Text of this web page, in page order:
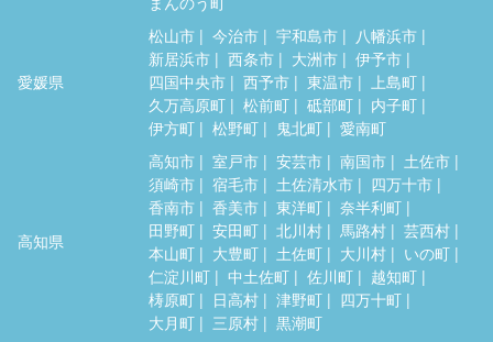
愛媛県
松山市 今治市 宇和島市
八幡浜市
新居浜市
西条市 大洲市
伊予市
四国中央市
西予市 東温市
上島町
久万高原町
松前町 砥部町
内子町
伊方町
松野町 鬼北町 愛南町
高知県
高知市 室戸市 安芸市 南国市
土佐市
須崎市
宿毛市 土佐清水市
四万十市
香南市
香美市 東洋町
奈半利町
田野町
安田町 北川村 馬路村
芸西村
本山町
大豊町 土佐町 大川村
いの町
仁淀川町
中土佐町 佐川町
越知町
梼原町
日高村 津野町
四万十町
大月町
三原村 黒潮町